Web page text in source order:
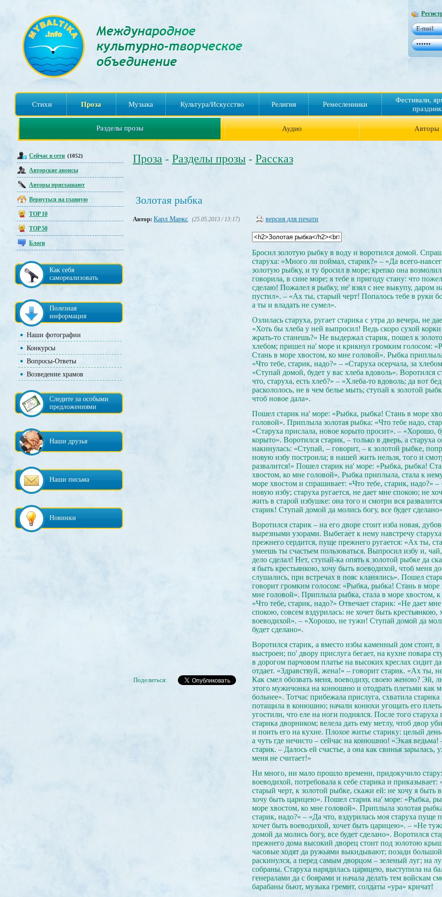
Стихи Проза Музыка Культура/Искусство Религия Ремесленники
Фестивали,
Разделы прозы Аудио Авторы
Сейчас в сети (1052)
Авторские анонсы
Авторы приглашают
Вернуться на главную
TOP 10
TOP 50
Блоги
Как себя
самореализовать
Полезная
информация
Наши фотографии
Конкурсы
Вопросы-Ответы
Возведение храмов
Следите за особыми
предложениями
Наши друзья
Наши письма
Новинки
Проза - Разделы прозы - Рассказ
Золотая рыбка
Автор: Карл Маркс (25.05.2013 / 13:17) версия для печати
Поделиться:
Бросил золотую рыбку в воду и воротился домой.
старуха: «Много ли поймал, старик?» – «Да всего-
золотую рыбку, и ту бросил в море; крепко она
говорила, в сине море; я тебе в пригоду стану: что
сделаю! Пожалел я рыбку, не' взял с нее выкупу, даром
пустил». – «Ах ты, старый черт! Попалось тебе в руки
а ты и владать не сумел».
Озлилась старуха, ругает старика с утра до вечера, не
«Хоть бы хлеба у ней выпросил! Ведь скоро сухой корки
жрать-то станешь?» Не выдержал старик, пошел к
хлебом; пришел на' море и крикнул громким голосом:
Стань в море хвостом, ко мне головой». Рыбка
«Что тебе, старик, надо?» – «Старуха осерчала, за
«Ступай домой, будет у вас хлеба вдоволь». Воротился
что, старуха, есть хлеб?» – «Хлеба-то вдоволь; да вот
раскололось, не в чем белье мыть; ступай к золотой
чтоб новое дала».
Пошел старик на' море: «Рыбка, рыбка! Стань в море
головой». Приплыла золотая рыбка: «Что тебе надо,
«Старуха прислала, новое корыто просит». – «Хорошо,
корыто». Воротился старик, – только в дверь, а старуха
накинулась: «Ступай, – говорит, – к золотой рыбке,
новую избу построила; в нашей жить нельзя, того и
развалится!» Пошел старик на' море: «Рыбка, рыбка!
хвостом, ко мне головой». Рыбка приплыла, стала к
море хвостом и спрашивает: «Что тебе, старик, надо?»
новую избу; старуха ругается, не дает мне спокою; не
жить в старой избушке: она того и смотри вся
старик! Ступай домой да молись богу, все будет
Воротился старик – на его дворе стоит изба новая,
вырезными узорами. Выбегает к нему навстречу
прежнего сердится, пуще прежнего ругается: «Ах ты,
умеешь ты счастьем пользоваться. Выпросил избу и,
дело сделал! Нет, ступай-ка опять к золотой рыбке да
я быть крестьянкою, хочу быть воеводихой, чтоб меня
слушались, при встречах в пояс кланялись». Пошел
говорит громким голосом: «Рыбка, рыбка! Стань в море
мне головой». Приплыла рыбка, стала в море хвостом,
«Что тебе, старик, надо?» Отвечает старик: «Не дает мне
спокою, совсем вздурилась: не хочет быть крестьянкою,
воеводихой». – «Хорошо, не тужи! Ступай домой да
будет сделано».
Воротился старик, а вместо избы каменный дом стоит, в
выстроен; по' двору прислуга бегает, на кухне повара
в дорогом парчовом платье на высоких креслах сидит
отдает. «Здравствуй, жена!» – говорит старик. «Ах ты,
Как смел обозвать меня, воеводиху, своею женою? Эй,
этого мужичонка на конюшню и отодрать плетьми как
больнее». Тотчас прибежала прислуга, схватила
потащила в конюшню; начали конюхи угощать его
угостили, что еле на ноги поднялся. После того старуха
старика дворником; велела дать ему метлу, чтоб двор
и поить его на кухне. Плохое житье старику: целый
а чуть где нечисто – сейчас на конюшню! «Экая ведьма!
старик. – Далось ей счастье, а она как свинья зарылась,
меня не считает!»
Ни много, ни мало прошло времени, придокучило
воеводихой, потребовала к себе старика и приказывает:
старый черт, к золотой рыбке, скажи ей: не хочу я быть
хочу быть царицею». Пошел старик на' море: «Рыбка,
море хвостом, ко мне головой». Приплыла золотая
старик, надо?» – «Да что, вздурилась моя старуха пуще
хочет быть воеводихой, хочет быть царицею». – «Не
домой да молись богу, все будет сделано». Воротился
прежнего дома высокий дворец стоит под золотою
часовые ходят да ружьями выкидывают; позади
раскинулся, а перед самым дворцом – зеленый луг; на
собраны. Старуха нарядилась царицею, выступила на
генералами да с боярами и начала делать тем войскам
барабаны бьют, музыка гремит, солдаты «ура» кричат!